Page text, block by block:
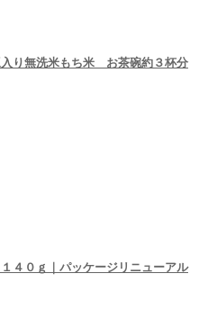
無洗米もち米 お茶碗約３杯分
０ｇ｜パッケージリニューアル